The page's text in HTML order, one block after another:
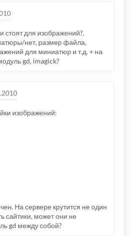
стоят для изображений?,
нет, размер файла,
для миниатюр и т.д. + на
gd, imagick?
изображений:
На сервере крутится не один
сайтики, может они не
gd между собой?